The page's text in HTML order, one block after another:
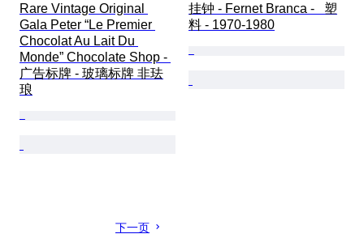
Rare Vintage Original
Gala Peter “Le Premier
Chocolat Au Lait Du
Monde” Chocolate Shop -
广告标牌 - 玻璃标牌 非珐
琅
挂钟 - Fernet Branca -   塑
料 - 1970-1980
下一页